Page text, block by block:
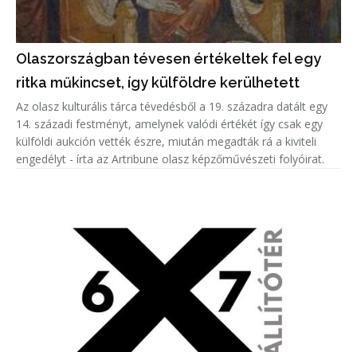
Olaszországban tévesen értékeltek fel egy
ritka műkincset, így külföldre kerülhetett
Az olasz kulturális tárca tévedésből a 19. századra datált egy
14. századi festményt, amelynek valódi értékét így csak egy
külföldi aukción vették észre, miután megadták rá a kiviteli
engedélyt - írta az Artribune olasz képzőművészeti folyóirat.